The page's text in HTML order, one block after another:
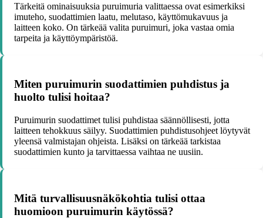
Tärkeitä ominaisuuksia puruimuria valittaessa ovat esimerkiksi
imuteho, suodattimien laatu, melutaso, käyttömukavuus ja
laitteen koko. On tärkeää valita puruimuri, joka vastaa omia
tarpeita ja käyttöympäristöä.
Miten puruimurin suodattimien puhdistus ja
huolto tulisi hoitaa?
Puruimurin suodattimet tulisi puhdistaa säännöllisesti, jotta
laitteen tehokkuus säilyy. Suodattimien puhdistusohjeet löytyvät
yleensä valmistajan ohjeista. Lisäksi on tärkeää tarkistaa
suodattimien kunto ja tarvittaessa vaihtaa ne uusiin.
Mitä turvallisuusnäkökohtia tulisi ottaa
huomioon puruimurin käytössä?